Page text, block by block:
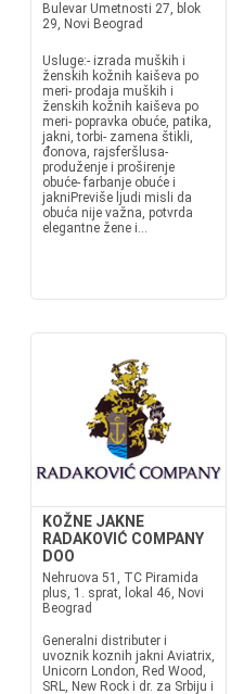
Bulevar Umetnosti 27, blok
29, Novi Beograd
Usluge:- izrada muških i
ženskih kožnih kaiševa po
meri- prodaja muških i
ženskih kožnih kaiševa po
meri- popravka obuće, patika,
jakni, torbi- zamena štikli,
đonova, rajsferšlusa-
produženje i proširenje
obuće- farbanje obuće i
jakniPreviše ljudi misli da
obuća nije važna, potvrda
elegantne žene i...
KOŽNE JAKNE
RADAKOVIĆ COMPANY
DOO
Nehruova 51, TC Piramida
plus, 1. sprat, lokal 46, Novi
Beograd
Generalni distributer i
uvoznik koznih jakni Aviatrix,
Unicorn London, Red Wood,
SRL, New Rock i dr. za Srbiju i